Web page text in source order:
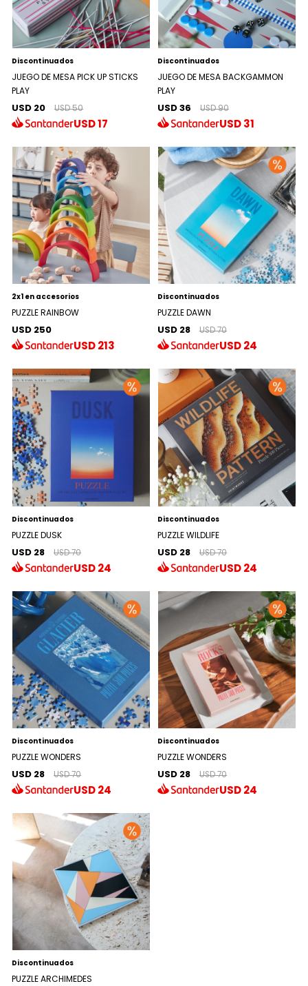
Discontinuados
JUEGO DE MESA PICK UP STICKS
PLAY
USD 20 USD 50
USD17
Discontinuados
JUEGO DE MESA BACKGAMMON
PLAY
USD 36 USD 90
USD31
2x1 en accesorios
PUZZLE RAINBOW
USD 250
USD213
Discontinuados
PUZZLE DAWN
USD 28 USD 70
USD24
Discontinuados
PUZZLE DUSK
USD 28 USD 70
USD24
Discontinuados
PUZZLE WILDLIFE
USD 28 USD 70
USD24
Discontinuados
PUZZLE WONDERS
USD 28 USD 70
USD24
Discontinuados
PUZZLE WONDERS
USD 28 USD 70
USD24
Discontinuados
PUZZLE ARCHIMEDES